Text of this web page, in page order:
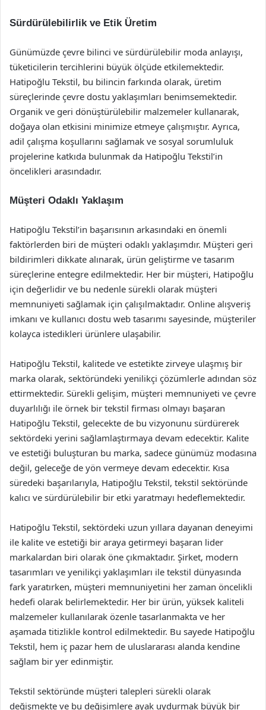
Sürdürülebilirlik ve Etik Üretim
Günümüzde çevre bilinci ve sürdürülebilir moda anlayışı,
tüketicilerin tercihlerini büyük ölçüde etkilemektedir.
Hatipoğlu Tekstil, bu bilincin farkında olarak, üretim
süreçlerinde çevre dostu yaklaşımları benimsemektedir.
Organik ve geri dönüştürülebilir malzemeler kullanarak,
doğaya olan etkisini minimize etmeye çalışmıştır. Ayrıca,
adil çalışma koşullarını sağlamak ve sosyal sorumluluk
projelerine katkıda bulunmak da Hatipoğlu Tekstil’in
öncelikleri arasındadır.
Müşteri Odaklı Yaklaşım
Hatipoğlu Tekstil’in başarısının arkasındaki en önemli
faktörlerden biri de müşteri odaklı yaklaşımdır. Müşteri geri
bildirimleri dikkate alınarak, ürün geliştirme ve tasarım
süreçlerine entegre edilmektedir. Her bir müşteri, Hatipoğlu
için değerlidir ve bu nedenle sürekli olarak müşteri
memnuniyeti sağlamak için çalışılmaktadır. Online alışveriş
imkanı ve kullanıcı dostu web tasarımı sayesinde, müşteriler
kolayca istedikleri ürünlere ulaşabilir.
Hatipoğlu Tekstil, kalitede ve estetikte zirveye ulaşmış bir
marka olarak, sektöründeki yenilikçi çözümlerle adından söz
ettirmektedir. Sürekli gelişim, müşteri memnuniyeti ve çevre
duyarlılığı ile örnek bir tekstil firması olmayı başaran
Hatipoğlu Tekstil, gelecekte de bu vizyonunu sürdürerek
sektördeki yerini sağlamlaştırmaya devam edecektir. Kalite
ve estetiği buluşturan bu marka, sadece günümüz modasına
değil, geleceğe de yön vermeye devam edecektir. Kısa
süredeki başarılarıyla, Hatipoğlu Tekstil, tekstil sektöründe
kalıcı ve sürdürülebilir bir etki yaratmayı hedeflemektedir.
Hatipoğlu Tekstil, sektördeki uzun yıllara dayanan deneyimi
ile kalite ve estetiği bir araya getirmeyi başaran lider
markalardan biri olarak öne çıkmaktadır. Şirket, modern
tasarımları ve yenilikçi yaklaşımları ile tekstil dünyasında
fark yaratırken, müşteri memnuniyetini her zaman öncelikli
hedefi olarak belirlemektedir. Her bir ürün, yüksek kaliteli
malzemeler kullanılarak özenle tasarlanmakta ve her
aşamada titizlikle kontrol edilmektedir. Bu sayede Hatipoğlu
Tekstil, hem iç pazar hem de uluslararası alanda kendine
sağlam bir yer edinmiştir.
Tekstil sektöründe müşteri talepleri sürekli olarak
değişmekte ve bu değişimlere ayak uydurmak büyük bir